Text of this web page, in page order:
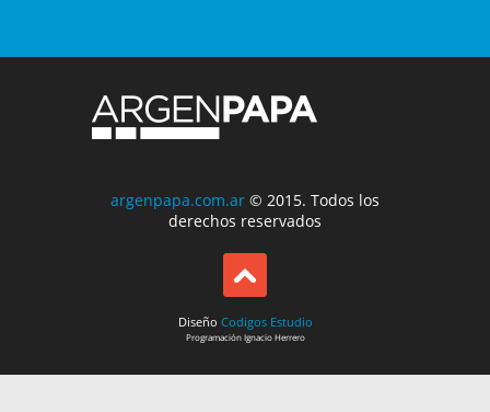
argenpapa.com.ar © 2015. Todos los
derechos reservados
Diseño Codigos Estudio
ProgramaciónIgnacio Herrero